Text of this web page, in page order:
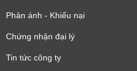
Phản ánh - Khiếu nại
Chứng nhận đại lý
Tin tức công ty